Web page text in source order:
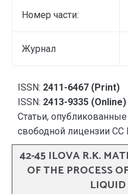
Номер части:
Журнал
ISSN: 2411-6467 (Print)
ISSN: 2413-9335 (Online)
Статьи,
свободной лицензии CC
42-45 ILOVA R.K.
OF THE PROCESS